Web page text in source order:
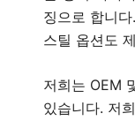
징으로 합니
스틸 옵션도
저희는 OEM
있습니다. 저